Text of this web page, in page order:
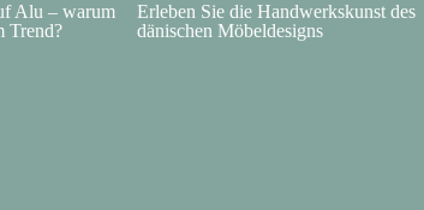
Alu – warum
Trend?
Erleben Sie die Handwerkskunst des
dänischen Möbeldesigns